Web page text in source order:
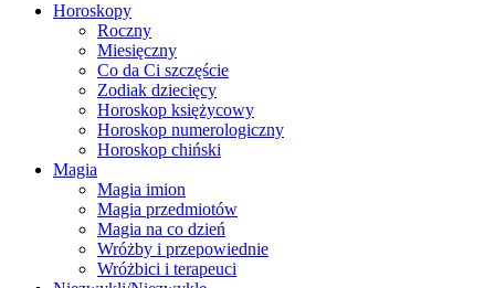
Horoskopy
Roczny
Miesięczny
Co da Ci szczęście
Zodiak dziecięcy
Horoskop księżycowy
Horoskop numerologiczny
Horoskop chiński
Magia
Magia imion
Magia przedmiotów
Magia na co dzień
Wróżby i przepowiednie
Wróżbici i terapeuci